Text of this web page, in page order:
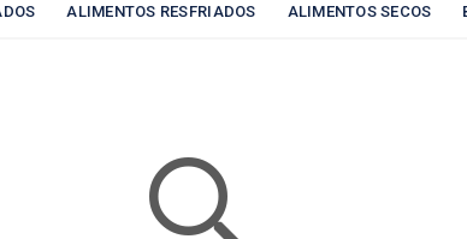
ALIMENTOS RESFRIADOS ALIMENTOS SECOS